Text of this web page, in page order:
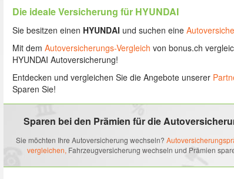
Die ideale Versicherung für HYUNDAI
Sie besitzen einen HYUNDAI und suchen eine
Mit dem Autoversicherungs-Vergleich von bonus.ch
HYUNDAI Autoversicherung!
Entdecken und vergleichen Sie die Angebote unserer
Sparen Sie!
Sparen bei den Prämien für die
Sie möchten Ihre Autoversicherung wechseln?
vergleichen, Fahrzeugversicherung wechseln und Prämien